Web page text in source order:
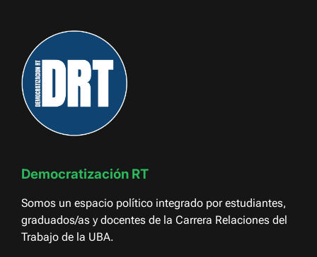
Democratización RT
Somos un espacio político integrado por estudiantes,
graduados/as y docentes de la Carrera Relaciones del
Trabajo de la UBA.